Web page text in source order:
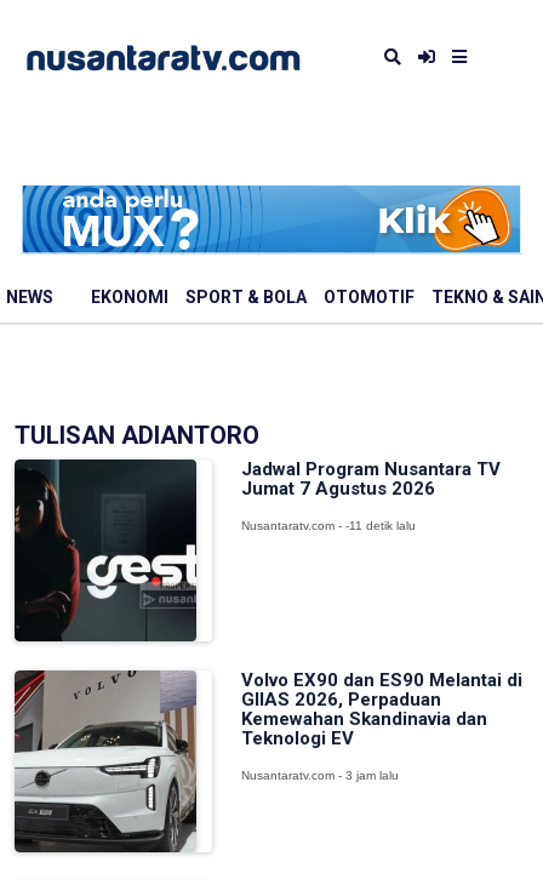
NEWS EKONOMI SPORT & BOLA OTOMOTIF TEKNO &
TULISAN ADIANTORO
Jadwal Program Nusantara TV
Jumat 7 Agustus 2026
Nusantaratv.com - -11 detik lalu
Volvo EX90 dan ES90 Melantai di
GIIAS 2026, Perpaduan
Kemewahan Skandinavia dan
Teknologi EV
Nusantaratv.com - 3 jam lalu